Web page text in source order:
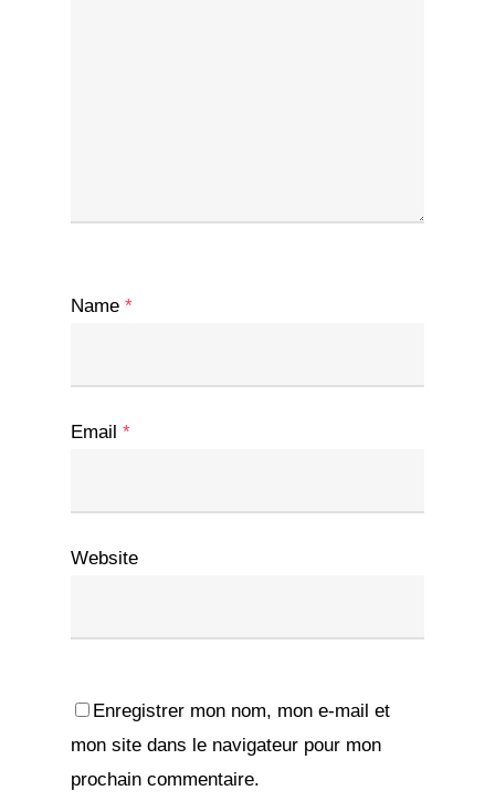
Name *
Email *
Website
Enregistrer mon nom, mon e-mail et
mon site dans le navigateur pour mon
prochain commentaire.